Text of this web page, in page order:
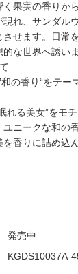
果実の香りか
れ、サンダル
せます。日常
な世界へ誘いま
和の香り“をテ
れる美女”をモ
ニークな和の
を香りに詰め込
発売中
KGDS10037A-